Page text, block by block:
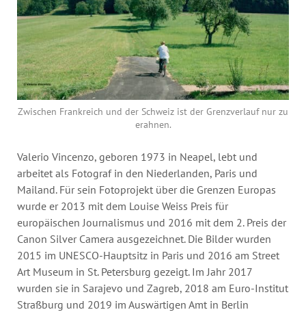
Zwischen Frankreich und der Schweiz ist der Grenzverlauf nur zu
erahnen.
Valerio Vincenzo, geboren 1973 in Neapel, lebt und
arbeitet als Fotograf in den Niederlanden, Paris und
Mailand. Für sein Fotoprojekt über die Grenzen Europas
wurde er 2013 mit dem Louise Weiss Preis für
europäischen Journalismus und 2016 mit dem 2. Preis der
Canon Silver Camera ausgezeichnet. Die Bilder wurden
2015 im UNESCO-Hauptsitz in Paris und 2016 am Street
Art Museum in St. Petersburg gezeigt. Im Jahr 2017
wurden sie in Sarajevo und Zagreb, 2018 am Euro-Institut
Straßburg und 2019 im Auswärtigen Amt in Berlin